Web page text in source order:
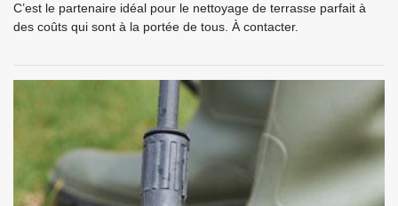
C’est le partenaire idéal pour le nettoyage de terrasse parfait à
des coûts qui sont à la portée de tous. À contacter.